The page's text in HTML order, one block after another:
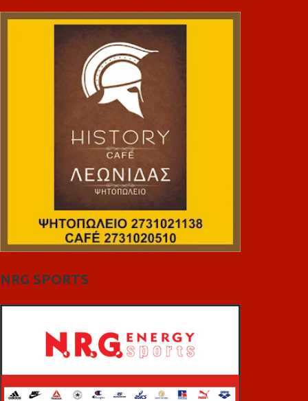
NRG SPORTS